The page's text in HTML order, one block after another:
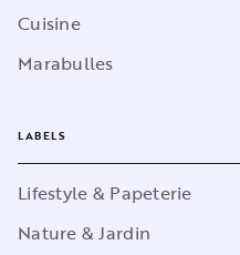
Cuisine
Marabulles
LABELS
Lifestyle & Papeterie
Nature & Jardin